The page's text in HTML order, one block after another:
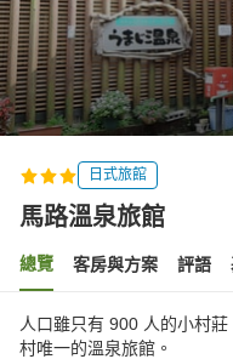
日式旅館
馬路溫泉旅館
總覽 客房與方案 評語
人口雖只有 900 人的小村
村唯一的溫泉旅館。